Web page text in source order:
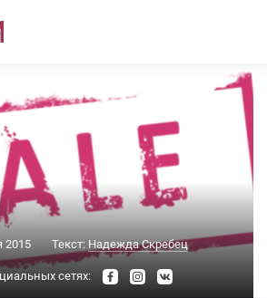
2015 Текст: Надежда Скребец
сетях: